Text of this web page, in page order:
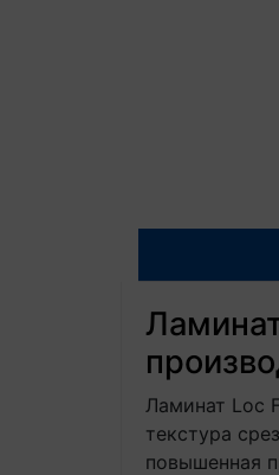
Ламинат Loc
текстура
повышенная